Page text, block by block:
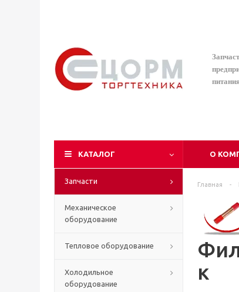
КАТАЛОГ О
Запчасти
Механическое
оборудование
Тепловое оборудование
Холодильное
оборудование
Главная -
к